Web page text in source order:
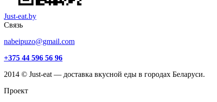
Just-eat.by
Связь
nabeipuzo@gmail.com
+375 44 596 56 96
2014 © Just-eat — доставка вкусной еды в городах Беларуси.
Проект